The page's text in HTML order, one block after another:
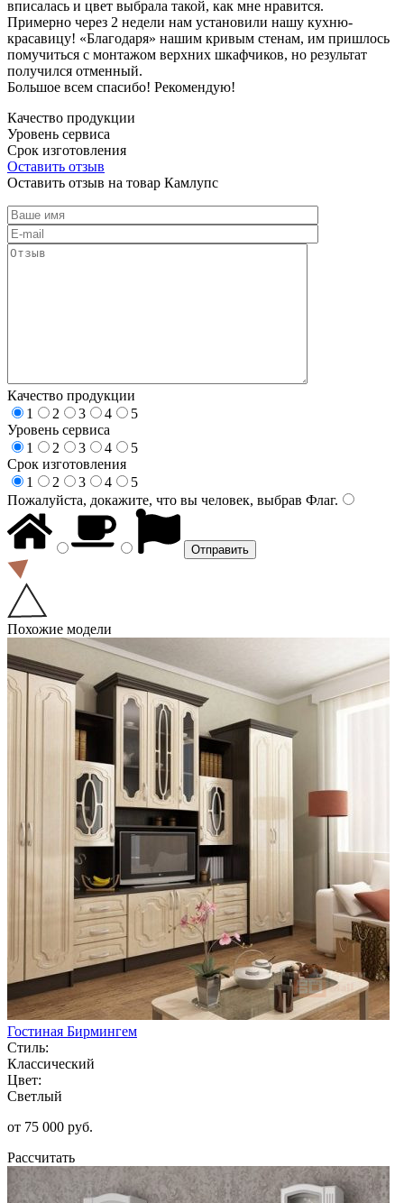
вписалась и цвет выбрала такой, как мне нравится.
Примерно через 2 недели нам установили нашу кухню-
красавицу! «Благодаря» нашим кривым стенам, им пришлось
помучиться с монтажом верхних шкафчиков, но результат
получился отменный.
Большое всем спасибо! Рекомендую!
Качество продукции
Уровень сервиса
Срок изготовления
Оставить отзыв
Оставить отзыв на товар Камлупс
Качество продукции
1
2 3 4
5
Уровень сервиса
1
2 3 4
5
Срок изготовления
1
2 3 4
5
Пожалуйста, докажите, что вы человек, выбрав Флаг.
Похожие модели
Гостиная Бирмингем
Стиль:
Классический
Цвет:
Светлый
от 75 000 руб.
Рассчитать